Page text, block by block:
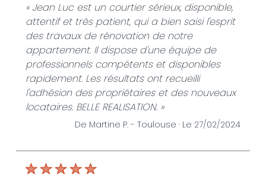
« Jean Luc est un courtier sérieux, disponible,
attentif et très patient, qui a bien saisi l'esprit
des travaux de rénovation de notre
appartement. Il dispose d'une équipe de
professionnels compétents et disponibles
rapidement. Les résultats ont recueilli
l'adhésion des propriétaires et des nouveaux
locataires. BELLE REALISATION. »
De Martine P. - Toulouse · Le 27/02/2024